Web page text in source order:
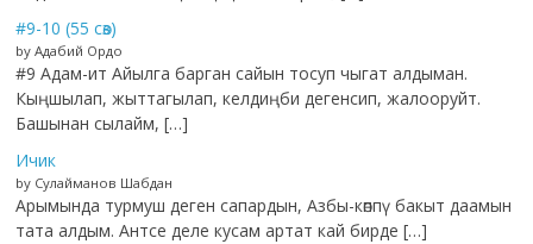
#9-10 (55 сөз)
by Адабий Ордо
#9 Адам-ит Айылга барган сайын тосуп чыгат алдыман.
Кыңшылап, жыттагылап, келдиңби дегенсип, жалооруйт.
Башынан сылайм, […]
Ичик
by Сулайманов Шабдан
Арымында турмуш деген сапардын, Азбы-көппү бакыт даамын
тата алдым. Антсе деле кусам артат кай бирде […]